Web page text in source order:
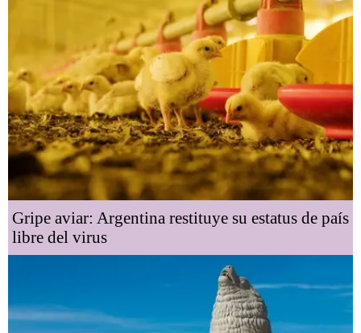
Gripe aviar: Argentina restituye su estatus de país
libre del virus